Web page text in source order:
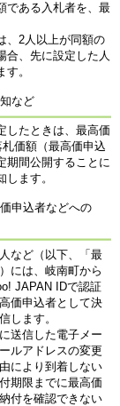
である入札者を、最
、2人以上が同額の
合、先に設定した人
。
など
したときは、最高価
価額（最高価申込
期間公開することに
ます。
申込者などへの
など（以下、「最
には、岐南町から
JAPAN IDで認証
価申込者として決
します。
送信した電子メー
ルアドレスの変更
により到着しない
期限までに最高価
付を確認できない